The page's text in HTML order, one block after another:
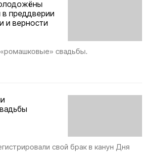
в преддверии
и верности
свадьбы.
свой брак в канун Дня